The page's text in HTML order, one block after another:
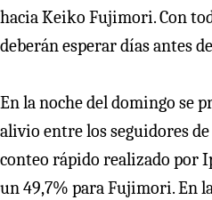
hacia Keiko Fujimori. Con
deberán esperar días antes
En la noche del domingo se
alivio entre los seguidores de
conteo rápido realizado por
un 49,7% para Fujimori. En